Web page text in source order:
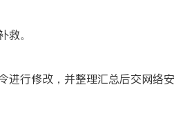
。
行修改，并整理汇总后交网络